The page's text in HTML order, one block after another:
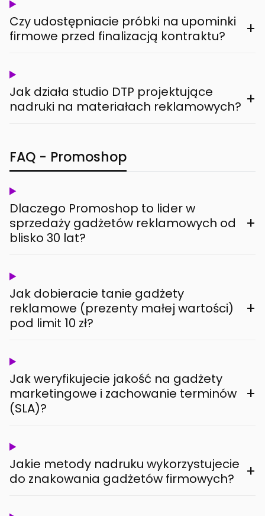
Czy udostępniacie próbki na upominki
firmowe przed finalizacją kontraktu?
+
Jak działa studio DTP projektujące
nadruki na materiałach reklamowych? +
FAQ - Promoshop
Dlaczego Promoshop to lider w
sprzedaży gadżetów reklamowych od
blisko 30 lat?
+
Jak dobieracie tanie gadżety
reklamowe (prezenty małej wartości)
pod limit 10 zł?
+
Jak weryfikujecie jakość na gadżety
marketingowe i zachowanie terminów
(SLA)?
+
Jakie metody nadruku wykorzystujecie
do znakowania gadżetów firmowych?
+